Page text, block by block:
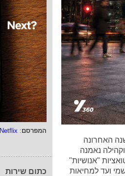
המפרסם:
Netflix
כתום שירות
האחרונה
נאמנה
"אנושיות"
ועד למחיאות